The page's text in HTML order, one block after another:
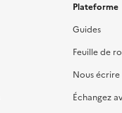
Plateforme
Guides
Feuille de
Nous écrire
Échangez